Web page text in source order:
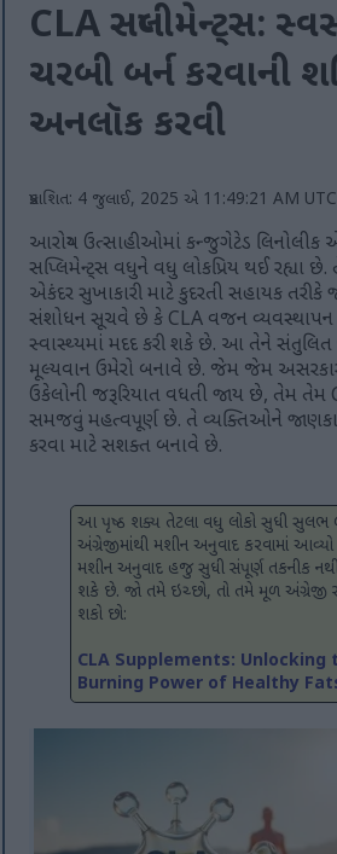
CLA સપ્લીમેન્ટ્સ:
ચરબી બર્ન કરવાની
અનલૉક કરવી
પ્રકાશિત: 4 જુલાઈ, 2025 એ 11:49:21 AM UTC
આરોગ્ય ઉત્સાહીઓમાં કન્જુગેટેડ લિનોલીક
સપ્લિમેન્ટ્સ વધુને વધુ લોકપ્રિય થઈ રહ્યા
એકંદર સુખાકારી માટે કુદરતી સહાયક
સંશોધન સૂચવે છે કે CLA વજન
સ્વાસ્થ્યમાં મદદ કરી શકે છે. આ તેને
મૂલ્યવાન ઉમેરો બનાવે છે. જેમ જેમ
ઉકેલોની જરૂરિયાત વધતી જાય છે, તેમ તેમ
સમજવું મહત્વપૂર્ણ છે. તે વ્યક્તિઓને
કરવા માટે સશક્ત બનાવે છે.
આ પૃષ્ઠ શક્ય તેટલા વધુ લોકો સુધી સુલભ
અંગ્રેજીમાંથી મશીન અનુવાદ કરવામાં
મશીન અનુવાદ હજુ સુધી સંપૂર્ણ તકનીક
શકે છે. જો તમે ઇચ્છો, તો તમે મૂળ
શકો છો:
CLA Supplements: Unlocking
Burning Power of Healthy